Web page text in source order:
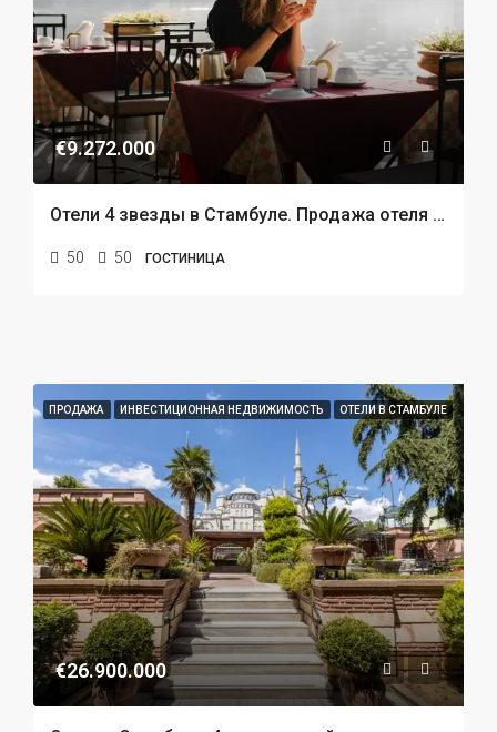
€9.272.000
Отели 4 звезды в Стамбуле. Продажа отеля в Таксиме
50 50 ГОСТИНИЦА
ПРОДАЖА ИНВЕСТИЦИОННАЯ НЕДВИЖИМОСТЬ ОТЕЛИ В СТАМБУЛЕ
€26.900.000